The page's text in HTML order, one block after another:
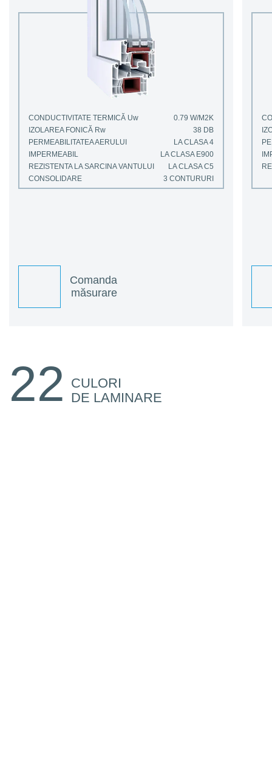
CONDUCTIVITATE TERMICĂ Uw
0.79 W/M2K
IZOLAREA FONICĂ Rw
38 DB
PERMEABILITATEA AERULUI
LA CLASA 4
IMPERMEABIL
LA CLASA E900
REZISTENTA LA SARCINA VANTULUI
LA CLASA C5
CONSOLIDARE
3 CONTURURI
Comanda
măsurare
22 CULORI
DE LAMINARE